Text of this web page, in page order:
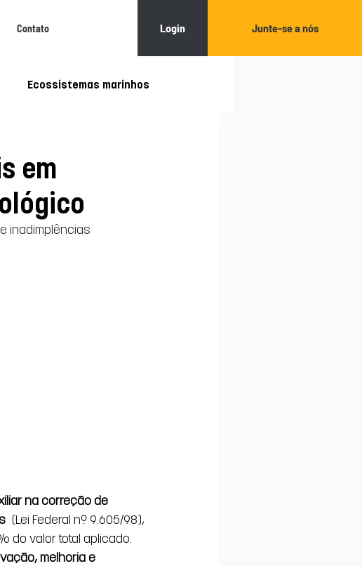
Contato Login Junte-se a nós
Ecossistemas marinhos
em
inadimplências
na correção de
(Lei Federal nº 9.605/98),
do valor total aplicado.
melhoria e